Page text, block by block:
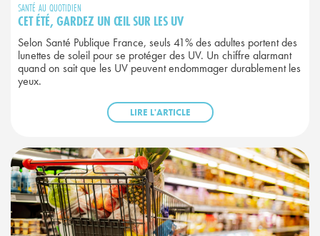
SANTÉ AU QUOTIDIEN
CET ÉTÉ, GARDEZ UN ŒIL SUR LES UV
Selon Santé Publique France, seuls 41% des adultes portent des
lunettes de soleil pour se protéger des UV. Un chiffre alarmant
quand on sait que les UV peuvent endommager durablement les
yeux.
LIRE L'ARTICLE